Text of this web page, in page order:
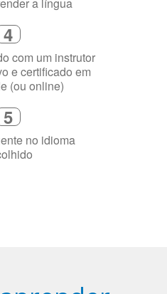
por que você
a língua
4
com um instrutor
e certificado em
(ou online)